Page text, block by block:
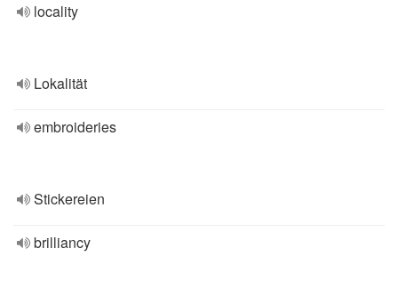
locality
Lokalität
embroideries
Stickereien
brilliancy